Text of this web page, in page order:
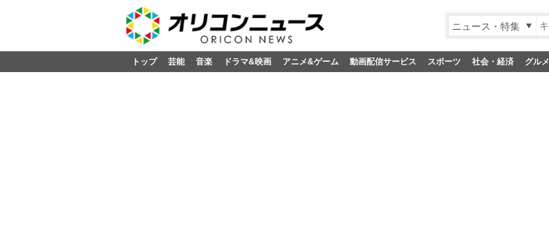
ニュース・特集
トップ 芸能 音楽 ドラマ&映画 アニメ&ゲーム 動画配信サービス スポーツ 社会・経済 グルメ